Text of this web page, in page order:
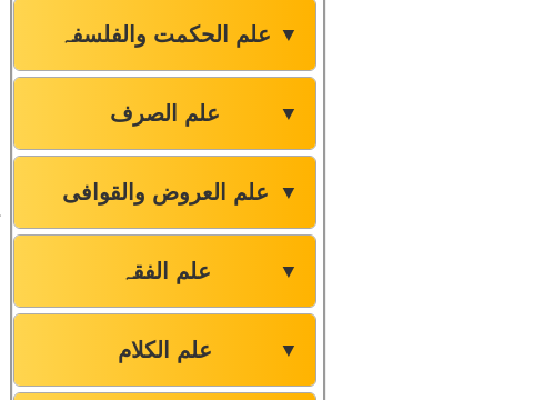
علم الحکمت والفلسفہ ▼
علم الصرف ▼
علم العروض والقوافی ▼
علم الفقہ ▼
علم الکلام ▼